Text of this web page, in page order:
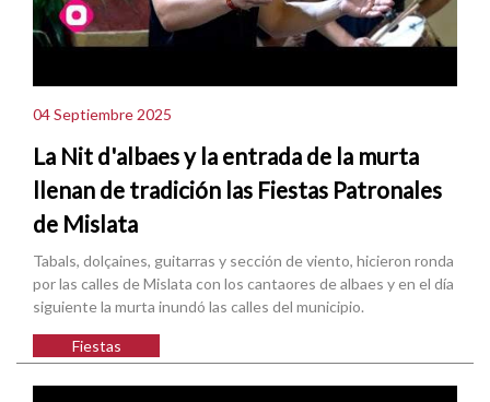
04 Septiembre 2025
La Nit d'albaes y la entrada de la murta
llenan de tradición las Fiestas Patronales
de Mislata
Tabals, dolçaines, guitarras y sección de viento, hicieron ronda
por las calles de Mislata con los cantaores de albaes y en el día
siguiente la murta inundó las calles del municipio.
Fiestas